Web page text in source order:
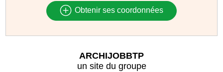
Obtenir ses coordonnées
ARCHIJOBBTP
un site du groupe